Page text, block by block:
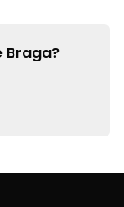
Braga?